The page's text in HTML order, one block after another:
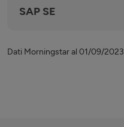
SAP SE
Dati Morningstar al 01/09/2023